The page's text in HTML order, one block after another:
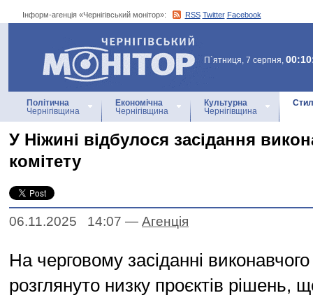
Інформ-агенція «Чернігівський монітор»: RSS Twitter Facebook
Інформ-агенція
«Чернігівський монітор»
П`ятниця, 7 серпня,
Політична
Чернігівщина
Економічна
Чернігівщина
Культурна
Чернігівщина
У Ніжині відбулося засідання
комітету
06.11.2025 14:07 — Агенцiя
На черговому засіданні
розглянуто низку проєктів рішень,